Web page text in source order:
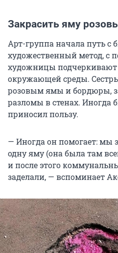
Закрасить яму
Арт-группа начала путь с
художественный метод, с
художницы подчеркивают
окружающей среды.
розовым ямы и бордюры,
разломы в стенах. Иногда
приносил пользу.
— Иногда он помогает: мы
одну яму (она была там
и после этого
заделали, — вспоминает